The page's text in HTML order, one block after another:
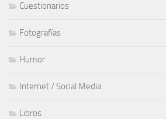
Cuestionarios
Fotografías
Humor
Internet / Social Media
Libros